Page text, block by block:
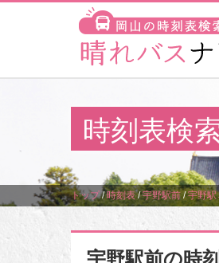
時刻表検
トップ/時刻表/宇野駅前/宇野
宇野駅前の時